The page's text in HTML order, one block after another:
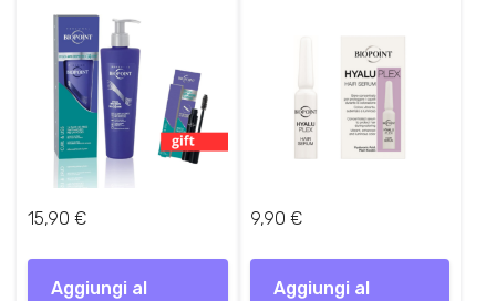
15,90 €
Aggiungi al
9,90 €
Aggiungi al